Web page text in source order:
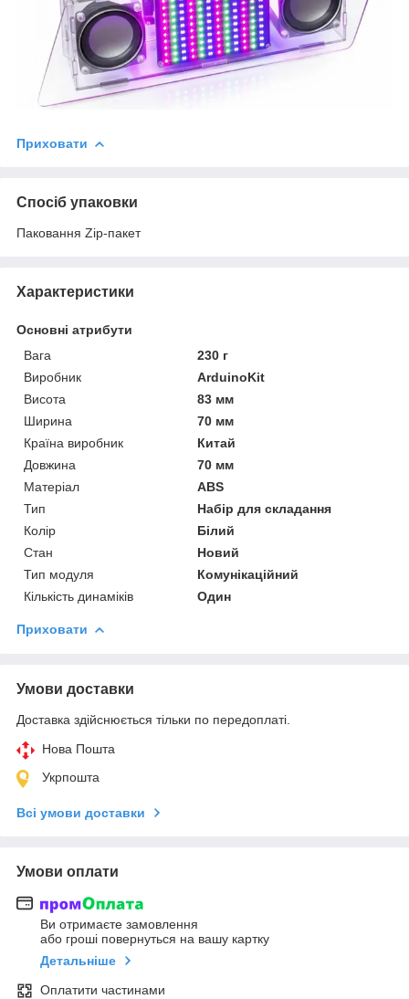
Приховати
Спосіб упаковки
Паковання Zip-пакет
Характеристики
Основні атрибути
Вага
230 г
Виробник
ArduinoKit
Висота
83 мм
Ширина
70 мм
Країна виробник
Китай
Довжина
70 мм
Матеріал
ABS
Тип
Набір для складання
Колір
Білий
Стан
Новий
Тип модуля
Комунікаційний
Кількість динаміків
Один
Приховати
Умови доставки
Доставка здійснюється тільки по передоплаті.
Нова Пошта
Укрпошта
Всі умови доставки
Умови оплати
Ви отримаєте замовлення
або гроші повернуться на вашу картку
Детальніше
Оплатити частинами